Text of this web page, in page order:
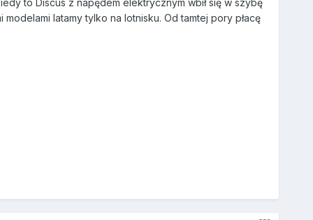
to Discus z napędem elektrycznym wbił się w szybę
latamy tylko na lotnisku. Od tamtej pory płacę